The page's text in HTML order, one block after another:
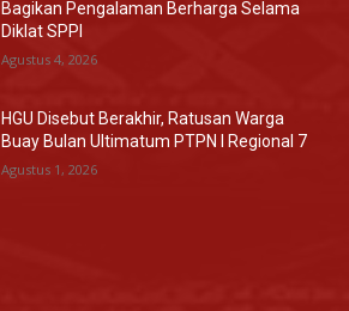
Bagikan Pengalaman Berharga Selama
Diklat SPPI
Agustus 4, 2026
HGU Disebut Berakhir, Ratusan Warga
Buay Bulan Ultimatum PTPN I Regional 7
Agustus 1, 2026